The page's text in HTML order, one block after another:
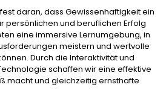
daran, dass Gewissenhaftigkeit ein
persönlichen und beruflichen Erfolg
eine immersive Lernumgebung, in
meistern und wertvolle
Durch die Interaktivität und
schaffen wir eine effektive
macht und gleichzeitig ernsthafte